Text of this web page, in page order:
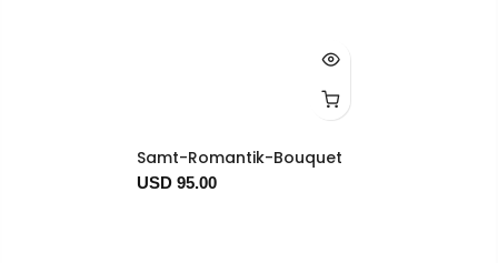
Samt-Romantik-Bouquet
USD 95.00